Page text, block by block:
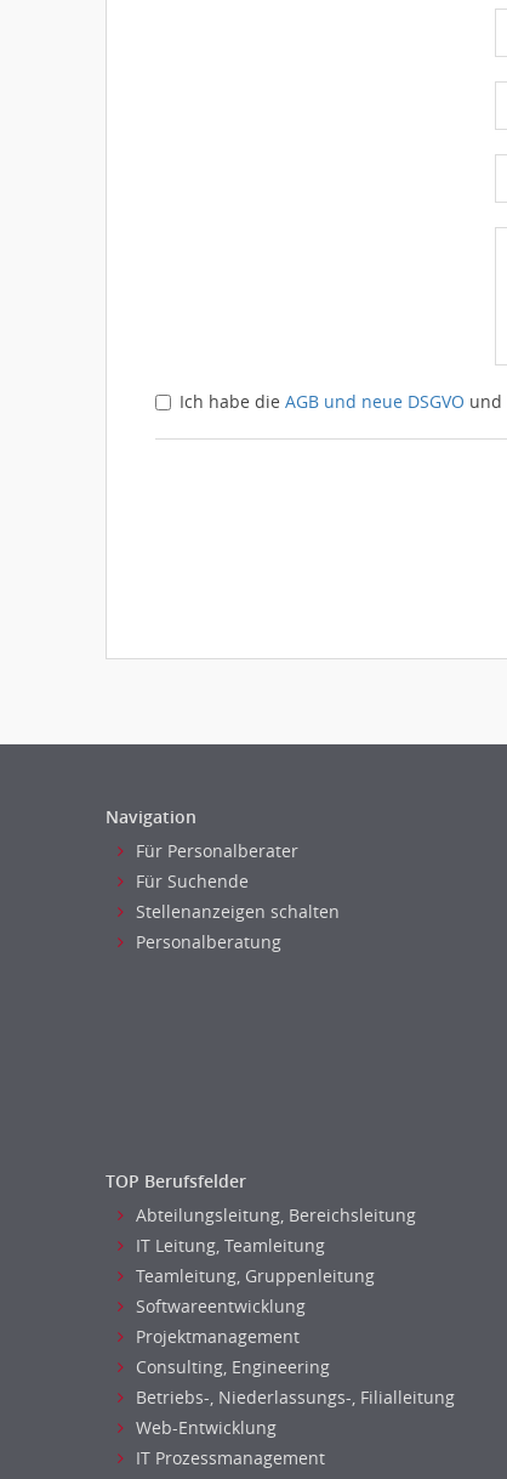
Ich habe die AGB und neue DSGVO und
Navigation
Für Personalberater
Für Suchende
Stellenanzeigen schalten
Personalberatung
TOP Berufsfelder
Abteilungsleitung, Bereichsleitung
IT Leitung, Teamleitung
Teamleitung, Gruppenleitung
Softwareentwicklung
Projektmanagement
Consulting, Engineering
Betriebs-, Niederlassungs-, Filialleitung
Web-Entwicklung
IT Prozessmanagement